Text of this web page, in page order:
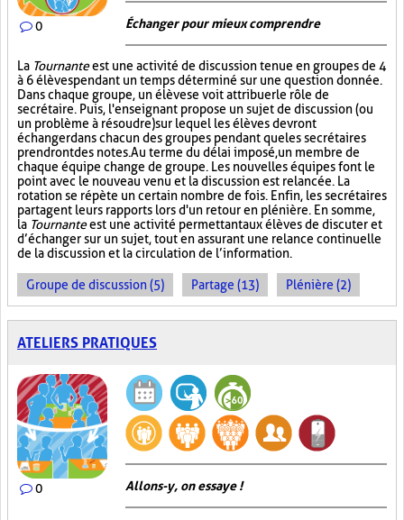
0 Échanger pour mieux comprendre
La Tournanteest une activité de discussion tenue en groupes de 4
à 6 élèves pendant un temps déterminé sur une question donnée.
Dans chaque groupe, un élève se voit attribuer le rôle de
secrétaire. Puis, l'enseignant propose un sujet de discussion (ou
un problème à résoudre) sur lequel les élèves devront
échanger dans chacun des groupes pendant que les secrétaires
prendront des notes. Au terme du délai imposé, un membre de
chaque équipe change de groupe. Les nouvelles équipes font le
point avec le nouveau venu et la discussion est relancée. La
rotation se répète un certain nombre de fois. Enfin, les secrétaires
partagent leurs rapports lors d'un retour en plénière. En somme,
la Tournanteest une activité permettant aux élèves de discuter et
d’échanger sur un sujet, tout en assurant une relance continuelle
de la discussion et la circulation de l’information.
Groupe de discussion (5) Partage (13) Plénière (2)
ATELIERS PRATIQUES
0 Allons-y, on essaye !